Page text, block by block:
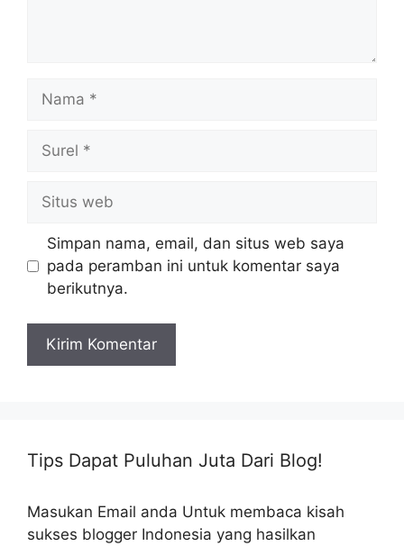
Nama
Surel
Situs
web
Simpan nama, email, dan situs web saya
pada peramban ini untuk komentar saya
berikutnya.
Tips Dapat Puluhan Juta Dari Blog!
Masukan Email anda Untuk membaca kisah
sukses blogger Indonesia yang hasilkan